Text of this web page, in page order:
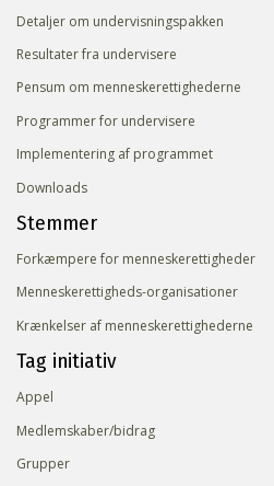
Detaljer om undervisningspakken
Resultater fra undervisere
Pensum om menneskerettighederne
Programmer for undervisere
Implementering af programmet
Downloads
Stemmer
Forkæmpere for menneskerettigheder
Menneskerettigheds-organisationer
Krænkelser af menneskerettighederne
Tag initiativ
Appel
Medlemskaber/bidrag
Grupper